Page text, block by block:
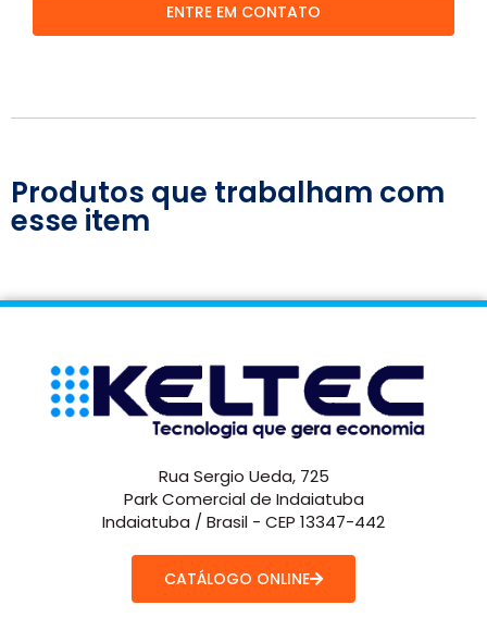
ENTRE EM CONTATO
Produtos que trabalham com
esse item
Rua Sergio Ueda, 725
Park Comercial de Indaiatuba
Indaiatuba / Brasil - CEP 13347-442
CATÁLOGO ONLINE